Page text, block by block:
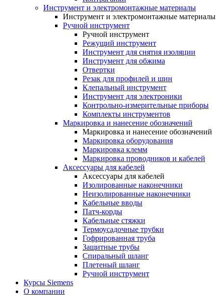
Инструмент и электромонтажные материалы
Инструмент и электромонтажные материалы
Ручной инструмент
Ручной инструмент
Режущий инструмент
Инструмент для снятия изоляции
Инструмент для обжима
Отвертки
Резак для профилей и шин
Клепальный инструмент
Инструмент для электроники
Контрольно-измерительные приборы
Комплекты инструментов
Маркировка и нанесение обозначений
Маркировка и нанесение обозначений
Маркировка оборудования
Маркировка клемм
Маркировка проводников и кабелей
Аксессуары для кабелей
Аксессуары для кабелей
Изолированные наконечники
Неизолированные наконечники
Кабельные вводы
Патч-корды
Кабельные стяжки
Термоусадочные трубки
Гофрированная труба
Защитные трубы
Спиральный шланг
Плетеный шланг
Ручной инструмент
Курсы Siemens
О компании